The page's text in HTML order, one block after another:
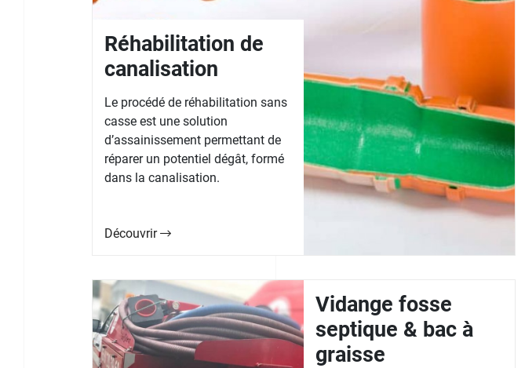
Réhabilitation de
canalisation
Le procédé de réhabilitation sans
casse est une solution
d’assainissement permettant de
réparer un potentiel dégât, formé
dans la canalisation.
Découvrir
Vidange fosse
septique & bac à
graisse